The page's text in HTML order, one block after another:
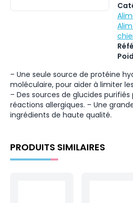
– Une seule source de protéine
moléculaire, pour aider à limiter
– Des sources de glucides
réactions allergiques. – Une
ingrédients de haute qualité.
PRODUITS SIMILAIRES